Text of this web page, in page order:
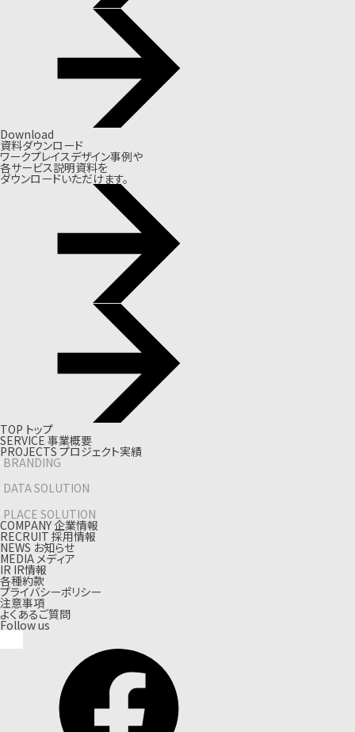
Download
資料ダウンロード
ワークプレイスデザイン事例や
各サービス説明資料を
ダウンロードいただけます。
TOP トップ
SERVICE 事業概要
PROJECTS プロジェクト実績
BRANDING
DATA SOLUTION
PLACE SOLUTION
COMPANY企業情報
RECRUIT 採用情報
NEWS お知らせ
MEDIA メディア
IR IR情報
各種約款
プライバシーポリシー
注意事項
よくあるご質問
Follow us